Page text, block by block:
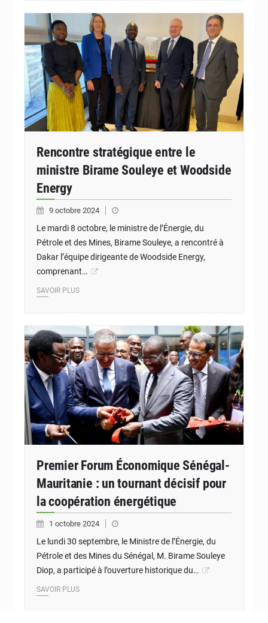
Rencontre stratégique entre le
ministre Birame Souleye et Woodside
Energy
9 octobre 2024
Le mardi 8 octobre, le ministre de l’Énergie, du
Pétrole et des Mines, Birame Souleye, a rencontré à
Dakar l’équipe dirigeante de Woodside Energy,
comprenant…
SAVOIR PLUS
Premier Forum Économique Sénégal-
Mauritanie : un tournant décisif pour
la coopération énergétique
1 octobre 2024
Le lundi 30 septembre, le Ministre de l’Énergie, du
Pétrole et des Mines du Sénégal, M. Birame Souleye
Diop, a participé à l’ouverture historique du…
SAVOIR PLUS